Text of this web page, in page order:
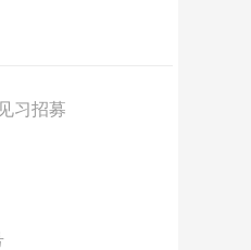
见习招募